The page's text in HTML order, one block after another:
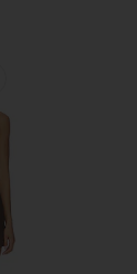
ПЛАТЬЕ GINELLE